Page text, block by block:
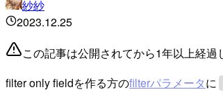
紗紗
2023.12.25
この記事は公開されてから1年以上経過
filter only fieldを作る方のfilterパラメータに